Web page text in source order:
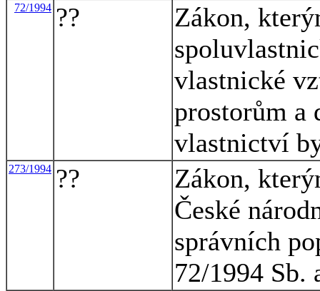
72/1994 ??
Zákon,
vlastnické
prostorům a
vlastnictví
273/1994 ??
Zákon,
České
správních
72/1994 Sb.